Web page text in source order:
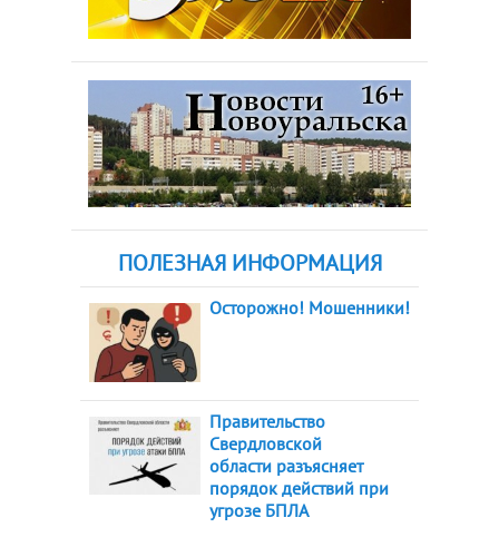
ПОЛЕЗНАЯ ИНФОРМАЦИЯ
Осторожно! Мошенники!
Правительство
Свердловской
области разъясняет
порядок действий при
угрозе БПЛА